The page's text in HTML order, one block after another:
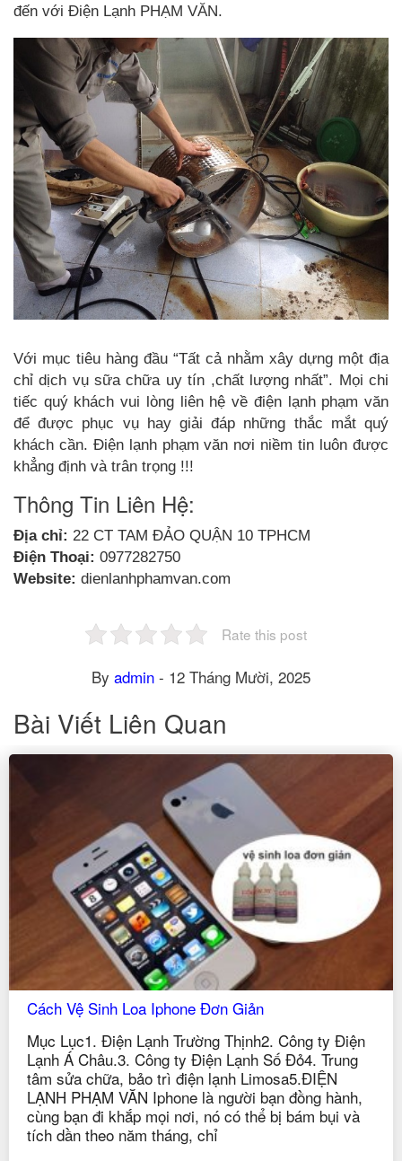
đến với Điện Lạnh PHẠM VĂN.
Với mục tiêu hàng đầu “Tất cả nhằm xây dựng một địa
chỉ dịch vụ sữa chữa uy tín ,chất lượng nhất”. Mọi chi
tiếc quý khách vui lòng liên hệ về điện lạnh phạm văn
để được phục vụ hay giải đáp những thắc mắt quý
khách cần. Điện lạnh phạm văn nơi niềm tin luôn được
khẳng định và trân trọng !!!
Thông Tin Liên Hệ:
Địa chỉ: 22 CT TAM ĐẢO QUẬN 10 TPHCM
Điện Thoại: 0977282750
Website: dienlanhphamvan.com
Rate this post
By admin - 12 Tháng Mười, 2025
Bài Viết Liên Quan
Cách Vệ Sinh Loa Iphone Đơn Giản
Mục Lục1. Điện Lạnh Trường Thịnh2. Công ty Điện
Lạnh Á Châu.3. Công ty Điện Lạnh Số Đỏ4. Trung
tâm sửa chữa, bảo trì điện lạnh Limosa5.ĐIỆN
LẠNH PHẠM VĂN Iphone là người bạn đồng hành,
cùng bạn đi khắp mọi nơi, nó có thể bị bám bụi và
tích dần theo năm tháng, chỉ